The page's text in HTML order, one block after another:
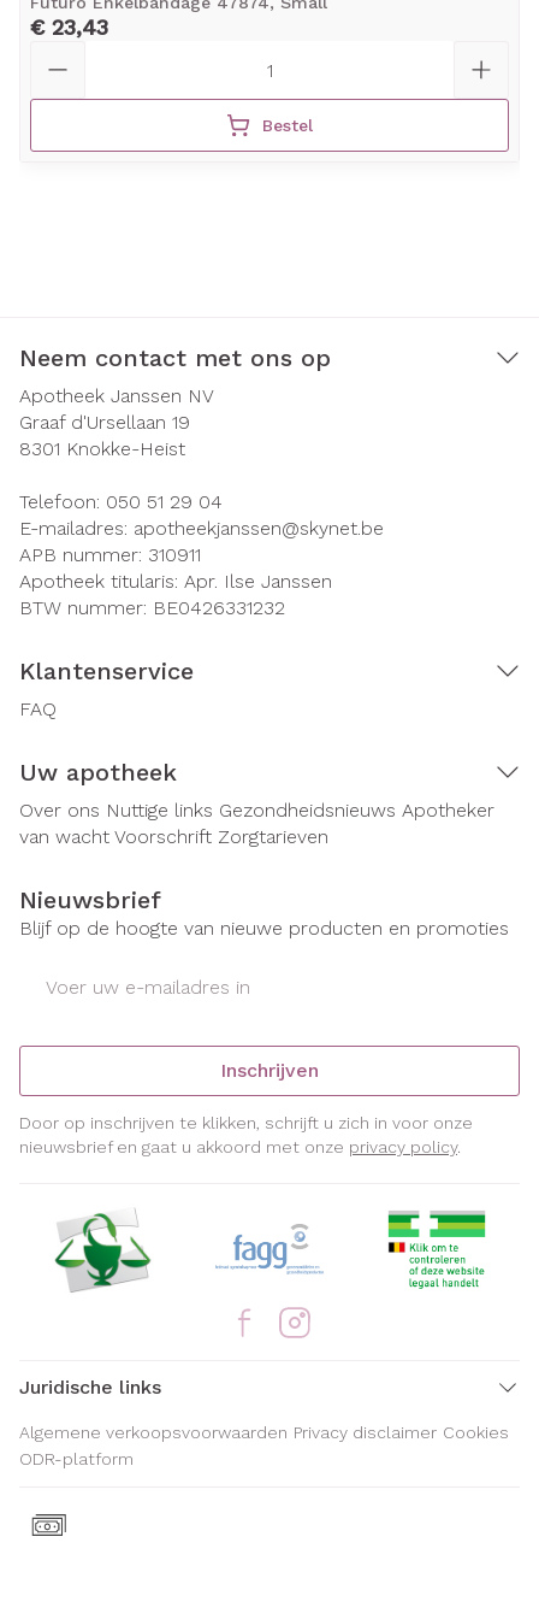
€ 23,43
Bestel
Neem contact met ons op
Apotheek Janssen NV
Graaf d'Ursellaan 19
8301 Knokke-Heist
Telefoon: 050 51 29 04
E-mailadres: apotheekjanssen@skynet.be
APB nummer: 310911
Apotheek titularis: Apr. Ilse Janssen
BTW nummer: BE0426331232
Klantenservice
FAQ
Uw apotheek
Over ons Nuttige links Gezondheidsnieuws Apotheker
van wacht Voorschrift Zorgtarieven
Nieuwsbrief
Blijf op de hoogte van nieuwe producten en promoties
Inschrijven
Door op inschrijven te klikken, schrijft u zich in voor onze
nieuwsbrief en gaat u akkoord met onze privacy policy.
Juridische links
Algemene verkoopsvoorwaarden Privacy disclaimer Cookies
ODR-platform